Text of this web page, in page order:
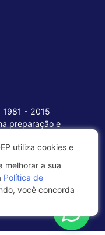
1981 - 2015
preparação e
de tecnologia de
de serviços voltados
seguras e
utiliza cookies e
melhorar a sua
Política de
você concorda